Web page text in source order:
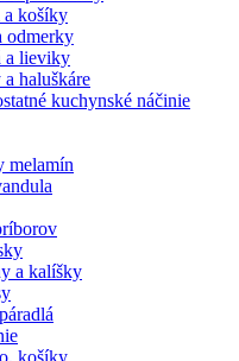
a košíky
odmerky
a lieviky
haluškáre
kuchynské náčinie
melamín
a kalíšky
košíky